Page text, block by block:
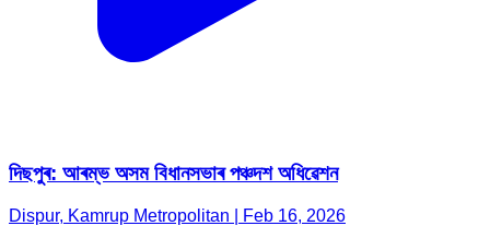
দিছপুৰ: আৰম্ভ অসম বিধানসভাৰ পঞ্চদশ অধিৱেশন
Dispur, Kamrup Metropolitan | Feb 16, 2026